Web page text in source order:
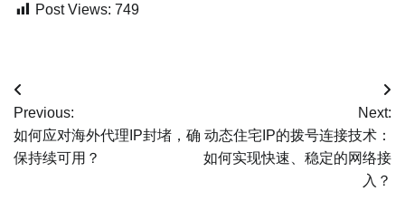
Post Views: 749
文
章
导
Previous:
如何应对海外代理IP封堵，确
保持续可用？
Next:
动态住宅IP的拨号连接技术：
如何实现快速、稳定的网络接
入？